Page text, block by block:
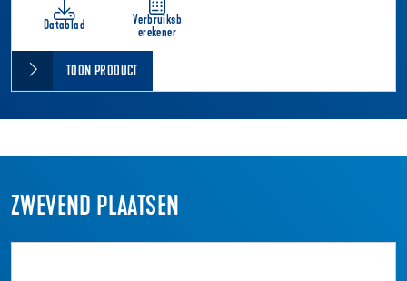
Datablad
Verbruiksb
erekener
TOON PRODUCT
ZWEVEND PLAATSEN